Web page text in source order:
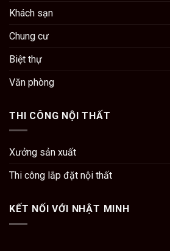
Khách sạn
Chung cư
Biệt thự
Văn phòng
THI CÔNG NỘI THẤT
Xưởng sản xuất
Thi công lắp đặt nội thất
KẾT NỐI VỚI NHẬT MINH